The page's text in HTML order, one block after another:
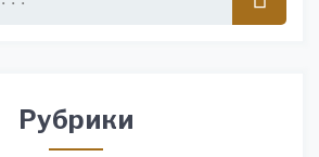
Рубрики